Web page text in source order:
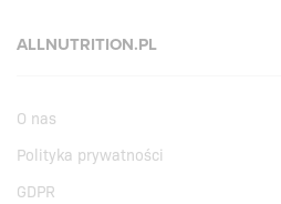
ALLNUTRITION.PL
O nas
Polityka prywatności
GDPR